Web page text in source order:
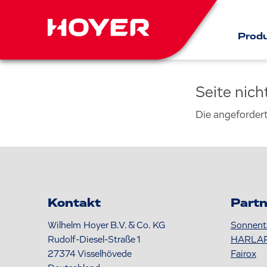
Seite
Die
Kontakt
Wilhelm Hoyer B.V. & Co. KG
Rudolf-Diesel-Straße 1
27374Visselhövede
Fairox